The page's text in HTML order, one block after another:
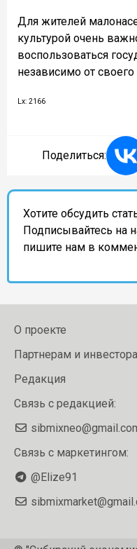
Для жителей
культурой очень
воспользоваться
независимо от
Lx: 2166
Поделиться:
Хотите обсудить
Подписывайтесь на
пишите нам в
О проекте
Партнерам и
Редакция
Связь с редакцией:
Связь с маркетингом:
@Elize91